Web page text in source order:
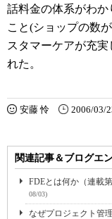
話料金の体系がわ
こと(ショップの数
スタマーケアが充
れた。
安藤 怜 2006/03/
関連記事＆ブログエ
FDEとは何か（連載
08/03)
なぜプロジェクト管